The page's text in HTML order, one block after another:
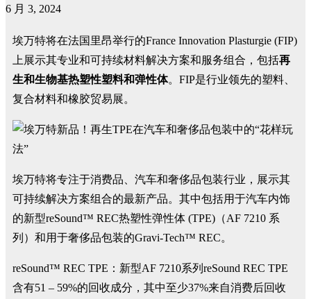
6 月 3, 2024
埃万特将在法国里昂举行的France Innovation Plasturgie (FIP)
上展示其专业和可持续材料解决方案和服务组合，包括再
生和生物基热塑性塑料和弹性体。FIP是行业领先的塑料、
复合材料和橡胶贸易展。
埃万特将专注于消费品、汽车和奢侈品包装行业，展示其
可持续解决方案组合的最新产品。其中包括用于汽车内饰
的新型reSound™ REC热塑性弹性体 (TPE)（AF 7210 系
列）和用于奢侈品包装的Gravi-Tech™ REC。
reSound™ REC TPE：新型AF 7210系列reSound REC TPE
含有51 – 59%的回收成分，其中至少37%来自消费后回收